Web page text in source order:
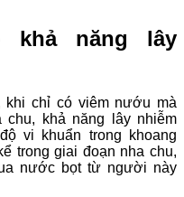
khả năng lây
khi chỉ có viêm nướu mà
chu, khả năng lây nhiễm
vi khuẩn trong khoang
trong giai đoạn nha chu,
nước bọt từ người này